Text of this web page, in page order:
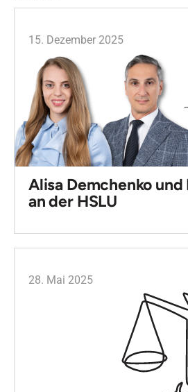
15. Dezember 2025
Alisa Demchenko
an der HSLU
28. Mai 2025